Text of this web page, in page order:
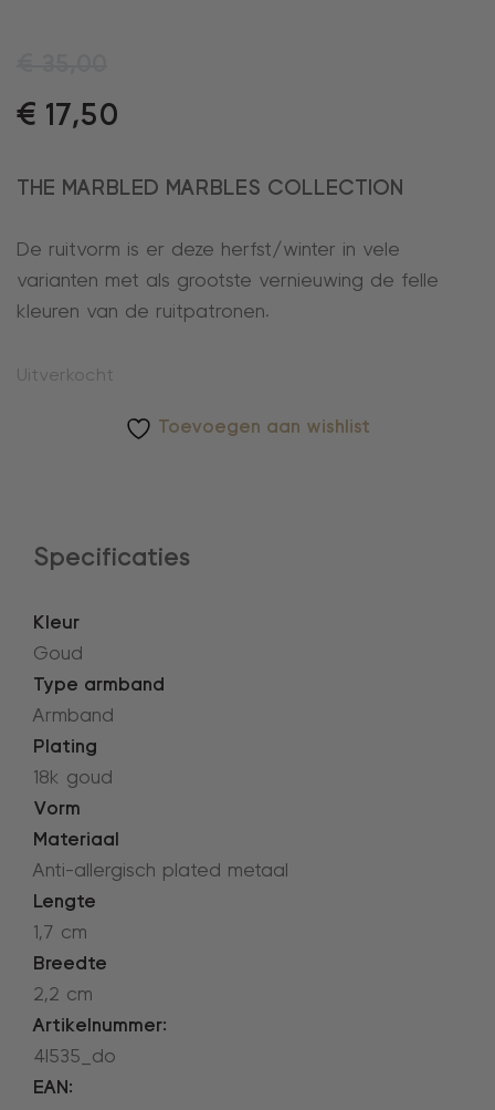
€ 17,50
THE MARBLED MARBLES COLLECTION
De ruitvorm is er deze herfst/winter in vele
varianten met als grootste vernieuwing de felle
kleuren van de ruitpatronen.
Uitverkocht
Toevoegen aan wishlist
Specificaties
Kleur
Goud
Type armband
Armband
Plating
18k goud
Vorm
Materiaal
Anti-allergisch plated metaal
Lengte
1,7 cm
Breedte
2,2 cm
Artikelnummer:
4l535_do
EAN: